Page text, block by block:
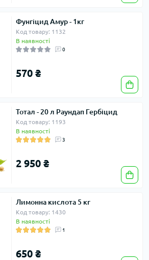
Фунгіцид Амур - 1кг
Код товару: 1132
В наявності
0
570 ₴
Тотал - 20 л Раундап Гербіцид
Код товару: 1193
В наявності
3
2 950 ₴
Лимонна кислота 5 кг
Код товару: 1430
В наявності
1
650 ₴